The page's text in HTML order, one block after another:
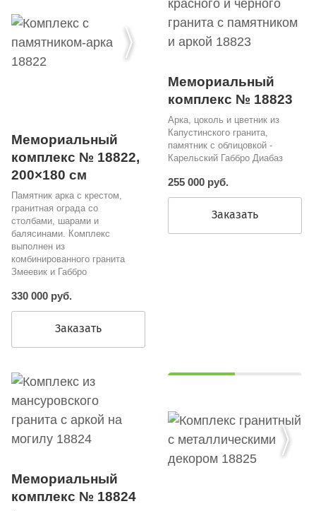
Мемориальный
комплекс № 18822,
200×180 см
Памятник арка с крестом,
гранитная ограда со
столбами, шарами и
балясинами. Комплекс
выполнен из
комбинированного гранита
Змеевик и Габбро
330 000 руб.
Заказать
Мемориальный
комплекс № 18823
Арка, цоколь и цветник из
Капустинского гранита,
памятник с облицовкой -
Карельский Габбро Диабаз
255 000 руб.
Заказать
Мемориальный
комплекс № 18824